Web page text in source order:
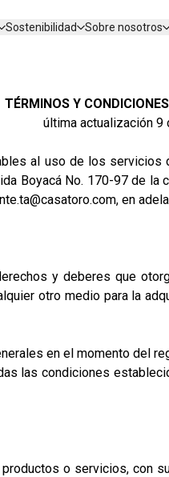
Sostenibilidad Sobre nosotros
TÉRMINOS Y
última actualización
al uso de los servicios
Boyacá No. 170-97 de
, en
y deberes que
otro medio para la
en el momento del
las condiciones
o servicios, con